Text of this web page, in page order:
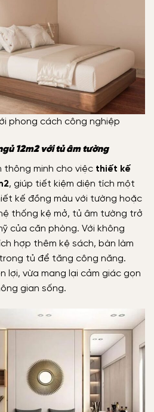
phong cách công nghiệp
12m2 với tủ âm tường
thông minh cho việc thiết kế
, giúp tiết kiệm diện tích một
kế đồng màu với tường hoặc
thống kệ mở, tủ âm tường trở
của căn phòng. Với không
hợp thêm kệ sách, bàn làm
tủ để tăng công năng.
lợi, vừa mang lại cảm giác gọn
gian sống.